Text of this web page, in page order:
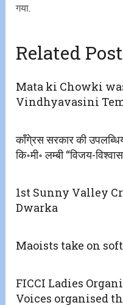
गया.
Related
Mata ki Chowki
Vindhyavasini
काँगे्रस सरकार की
कि॰मी॰ लम्बी ‘‘विजय-
1st Sunny Valley
Dwarka
Maoists take on
FICCI Ladies
Voices organised